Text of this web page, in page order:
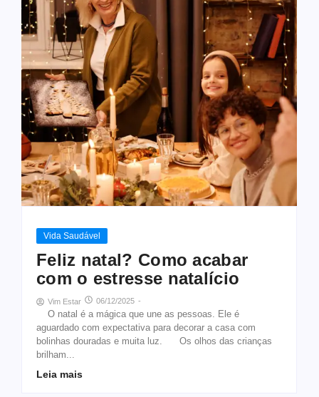
Vida Saudável
Feliz natal? Como acabar
com o estresse natalício
Vim Estar 06/12/2025 -
O natal é a mágica que une as pessoas. Ele é
aguardado com expectativa para decorar a casa com
bolinhas douradas e muita luz. Os olhos das crianças
brilham...
Leia mais